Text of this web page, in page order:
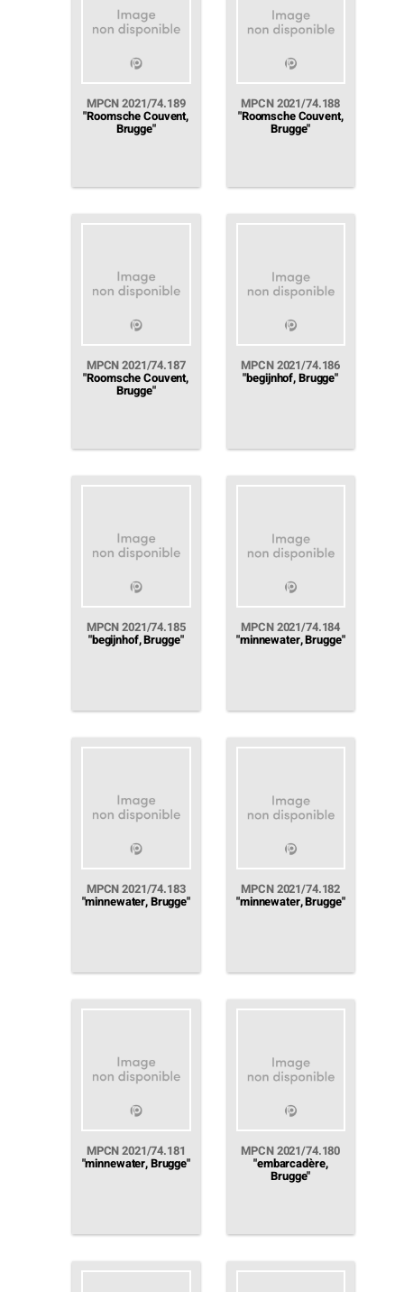
MPCN 2021/74.189
"Roomsche Couvent,
Brugge"
MPCN 2021/74.188
"Roomsche Couvent,
Brugge"
MPCN 2021/74.187
"Roomsche Couvent,
Brugge"
MPCN 2021/74.186
"begijnhof, Brugge"
MPCN 2021/74.185
"begijnhof, Brugge"
MPCN 2021/74.184
"minnewater, Brugge"
MPCN 2021/74.183
"minnewater, Brugge"
MPCN 2021/74.182
"minnewater, Brugge"
MPCN 2021/74.181
"minnewater, Brugge"
MPCN 2021/74.180
"embarcadère,
Brugge"